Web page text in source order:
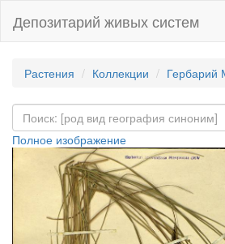
Депозитарий живых систем
Растения Коллекции Гербарий
Полное изображение